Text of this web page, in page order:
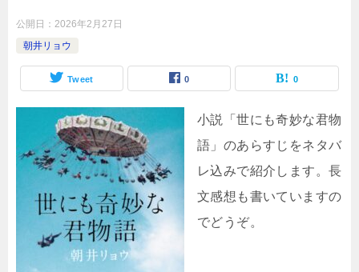
公開日： 2026年2月27日
朝井リョウ
Tweet 0 0
小説「世にも奇妙な君物
語」のあらすじをネタバ
レ込みで紹介します。長
文感想も書いていますの
でどうぞ。